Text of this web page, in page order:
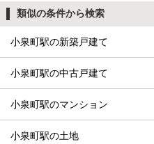
類似の条件から検索
小泉町駅の新築戸建て
小泉町駅の中古戸建て
小泉町駅のマンション
小泉町駅の土地